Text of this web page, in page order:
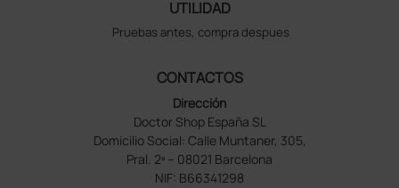
UTILIDAD
Pruebas antes, compra despues
CONTACTOS
Dirección
Doctor Shop España SL
Domicilio Social: Calle Muntaner, 305,
Pral. 2ª – 08021 Barcelona
NIF: B66341298